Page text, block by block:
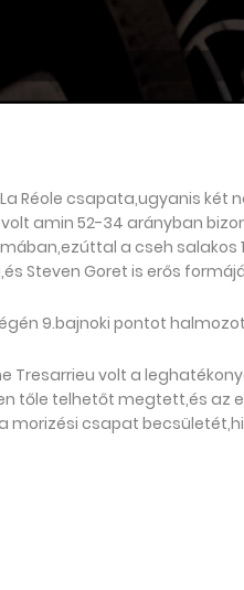
Réole csapata,ugyanis
amin 52-34 arányban
a cseh
Steven Goret is erős
9.bajnoki pontot
Tresarrieu volt a
tőle telhetőt megtett,és az
csapat